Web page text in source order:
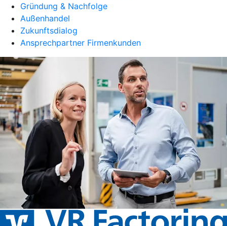
Gründung & Nachfolge
Außenhandel
Zukunftsdialog
Ansprechpartner Firmenkunden